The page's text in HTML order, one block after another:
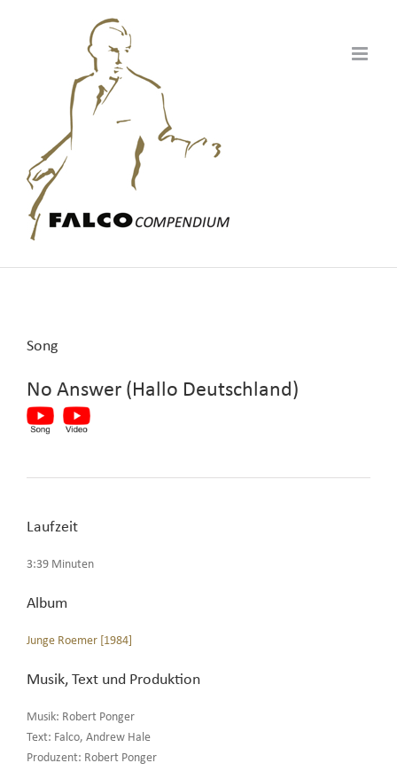
Song
No Answer (Hallo Deutschland)
Laufzeit
3:39 Minuten
Album
Junge Roemer [1984]
Musik, Text und Produktion
Musik: Robert Ponger
Text: Falco, Andrew Hale
Produzent: Robert Ponger